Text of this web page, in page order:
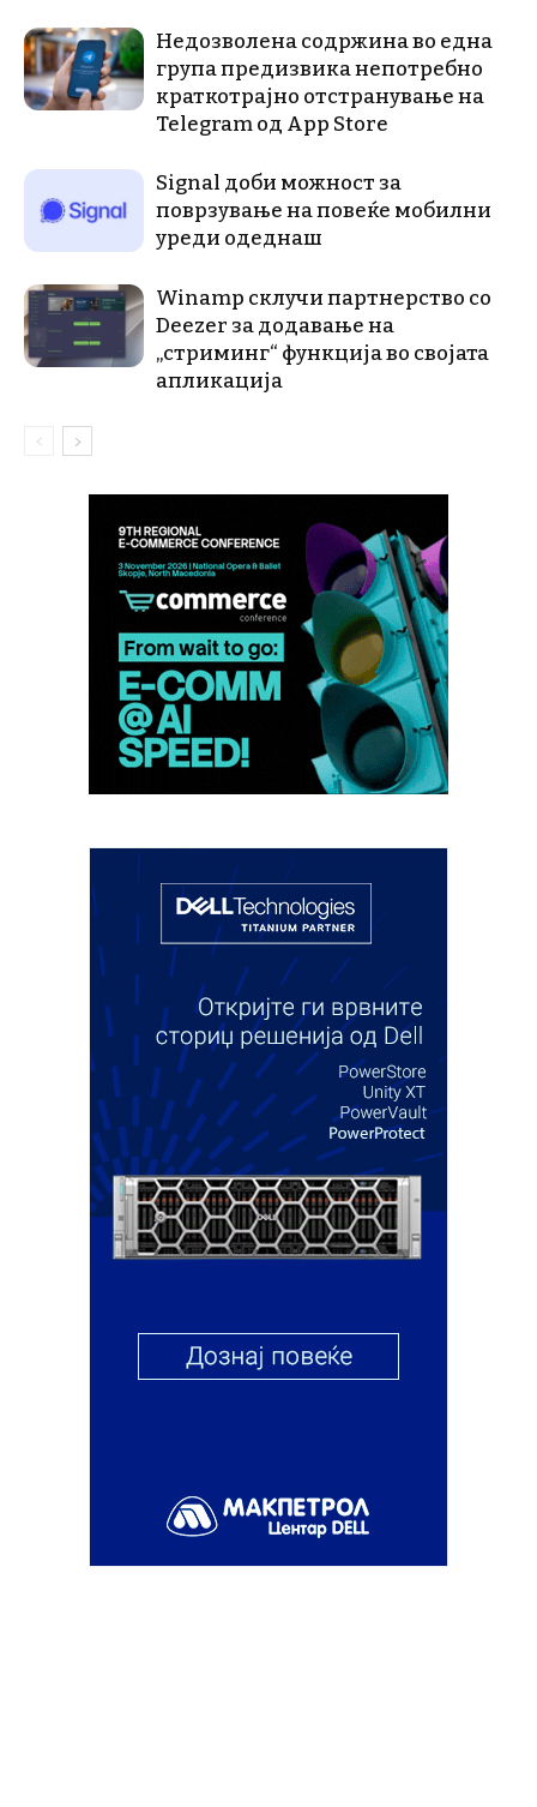
Недозволена содржина во една
група предизвика непотребно
краткотрајно отстранување на
Telegram од App Store
Signal доби можност за
поврзување на повеќе мобилни
уреди одеднаш
Winamp склучи партнерство со
Deezer за додавање на
„стриминг“ функција во својата
апликација